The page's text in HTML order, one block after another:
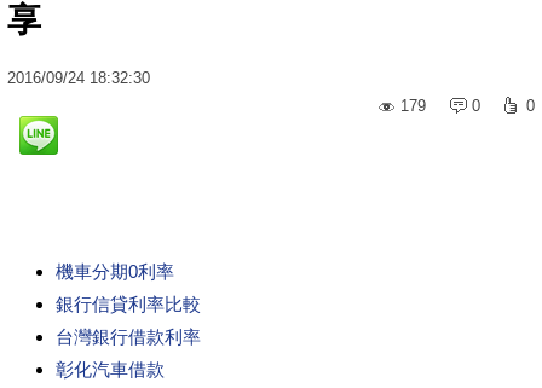
享
2016/09/24 18:32:30
179
0 0
機車分期0利率
銀行信貸利率比較
台灣銀行借款利率
彰化汽車借款